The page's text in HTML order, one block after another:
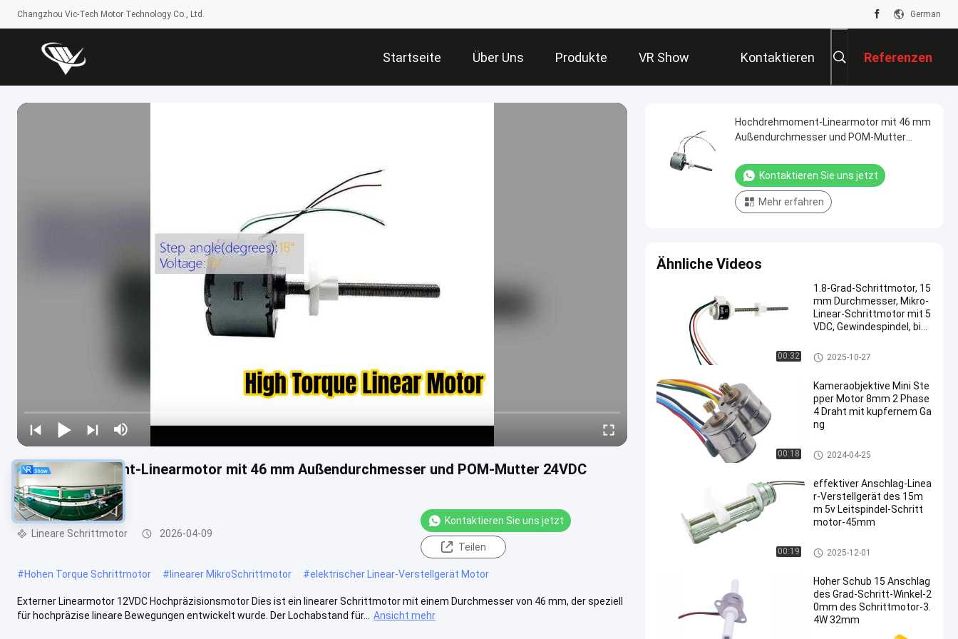
Changzhou Vic-Tech Motor Technology Co., Ltd. German
Startseite Über Uns Produkte VR Show Kontaktieren
Sie Uns
Referenzen
Hochdrehmoment-Linearmotor mit 46 mm Außendurchmesser und POM-Mutter 24VDC
Linearmotor
Lineare Schrittmotor 2026-04-09
Kontaktieren Sie uns jetzt
Teilen
#Hohen Torque Schrittmotor #linearer MikroSchrittmotor #elektrischer Linear-Verstellgerät Motor
Externer Linearmotor 12VDC Hochpräzisionsmotor Dies ist ein linearer Schrittmotor mit einem Durchmesser von 46 mm, der speziell
für hochpräzise lineare Bewegungen entwickelt wurde. Der Lochabstand für...
Ansicht mehr
Hochdrehmoment-Linearmotor mit 46 mm
Außendurchmesser und POM-Mutter
Kontaktieren Sie uns jetzt
Mehr erfahren
Ähnliche Videos
00:32
1.8-Grad-Schrittmotor, 15
mm Durchmesser, Mikro-
Linear-Schrittmotor mit 5
VDC, Gewindespindel, bip
ber
Lineare Schrittmotor
2025-10-27
00:18
Kameraobjektive Mini Ste
pper Motor 8mm 2 Phase
4 Draht mit kupfernem Ga
ng
Micro Stepper Motor
2024-04-25
00:19
effektiver Anschlag-Linea
r-Verstellgerät des 15m
m 5v Leitspindel-Schritt
motor-45mm
Schieber-Schrittmotor
2025-12-01
Hoher Schub 15 Anschlag
des Grad-Schritt-Winkel-2
0mm des Schrittmotor-3.
4W 32mm